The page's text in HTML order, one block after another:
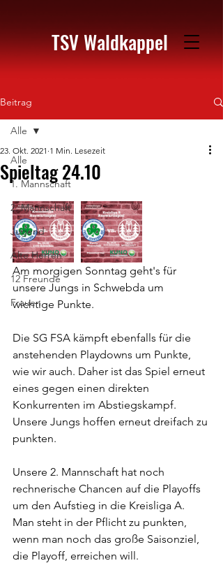
TSV Waldkappel
Beitrag
Alle
1. Mannschaft
2. Mannschaft
Jugend
Alte Herren
12 Freunde
Frauen
Alle
Spieltag 24.10
23. Okt. 2021 1 Min. Lesezeit
Am morgigen Sonntag geht's für
unsere Jungs in Schwebda um
wichtige Punkte.
Die SG FSA kämpft ebenfalls für die
anstehenden Playdowns um Punkte,
wie wir auch. Daher ist das Spiel erneut
eines gegen einen direkten
Konkurrenten im Abstiegskampf.
Unsere Jungs hoffen erneut dreifach zu
punkten.
Unsere 2. Mannschaft hat noch
rechnerische Chancen auf die Playoffs
um den Aufstieg in die Kreisliga A.
Man steht in der Pflicht zu punkten,
wenn man noch das große Saisonziel,
die Playoff, erreichen will.